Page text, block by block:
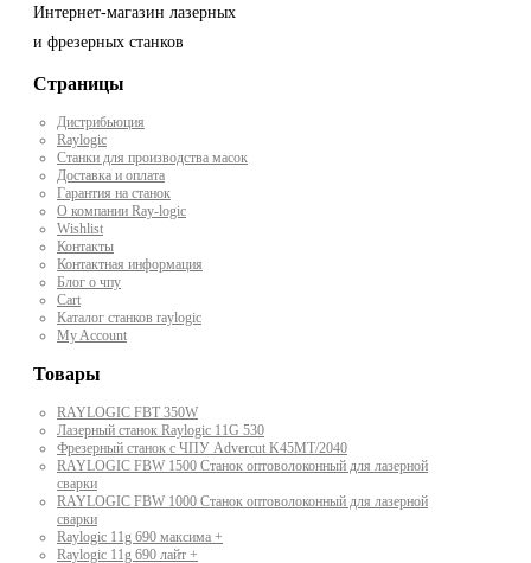
Интернет-магазин лазерных
и фрезерных станков
Страницы
Дистрибьюция
Raylogic
Станки для производства масок
Доставка и оплата
Гарантия на станок
О компании Ray-logic
Wishlist
Контакты
Контактная информация
Блог о чпу
Cart
Каталог станков raylogic
My Account
Товары
RAYLOGIC FBT 350W
Лазерный станок Raylogic 11G 530
Фрезерный станок с ЧПУ Advercut K45MT/2040
RAYLOGIC FBW 1500 Станок оптоволоконный для лазерной
сварки
RAYLOGIC FBW 1000 Станок оптоволоконный для лазерной
сварки
Raylogic 11g 690 максима +
Raylogic 11g 690 лайт +